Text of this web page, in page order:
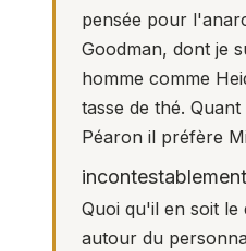
pensée pour
Goodman, dont je
homme comme
tasse de thé.
Péaron il préfère
Quoi qu'il en soit le
autour du